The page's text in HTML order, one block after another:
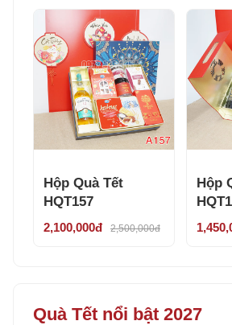
Hộp Quà Tết
HQT157
2,100,000đ 2,500,000đ
Hộp
Quà Tết nổi bật 2027